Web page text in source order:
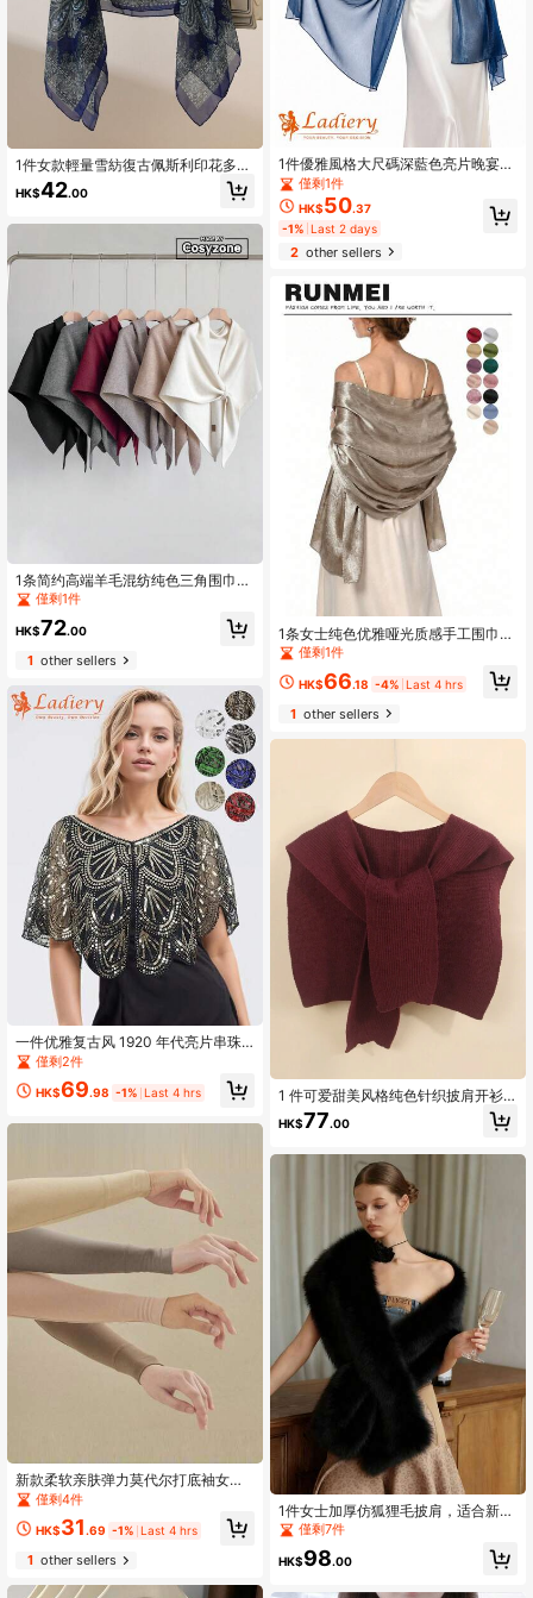
1件女款輕量雪紡復古佩斯利印花多功
能寬鬆珍珠鈕扣圍巾披肩，適合旅行
與日常使用，春/夏，波希米亞風
HK$42.00
1条简约高端羊毛混纺纯色三角围巾，
女士时尚百搭，空调房三角披肩保暖
僅剩1件
HK$72.00
1other sellers
一件优雅复古风 1920 年代亮片串珠
披肩，手工装饰新娘披肩，婚礼派对
新娘礼服配饰
僅剩2件
HK$69.98 -1% Last 4 hrs
新款柔软亲肤弹力莫代尔打底袖女防
晒护臂套冰袖一对配饰女
僅剩4件
HK$31 .69 -1% Last 4 hrs
1other sellers
1件優雅風格大尺碼深藍色亮片晚宴禮
服，新娘露肩設計，適合日常、度假
及正式場合
僅剩1件
HK$50.37
-1% Last 2 days
2other sellers
1条女士纯色优雅哑光质感手工围巾，
优雅休闲，可用作披肩、头巾或遮阳
帽，适合所有季节，是派对和夏季的
理想之选，是您服装的完美配饰。
僅剩1件
HK$66.18 -4% Last 4 hrs
1other sellers
1 件可爱甜美风格纯色针织披肩开衫
女士，温暖肩部覆盖物，适合日常使
用配饰女士
HK$77.00
1件女士加厚仿狐狸毛披肩，适合新娘
礼服，黑白配色，奢华仿皮草保暖配
饰，适合圣诞节、派对、优雅装扮
僅剩7件
HK$98.00